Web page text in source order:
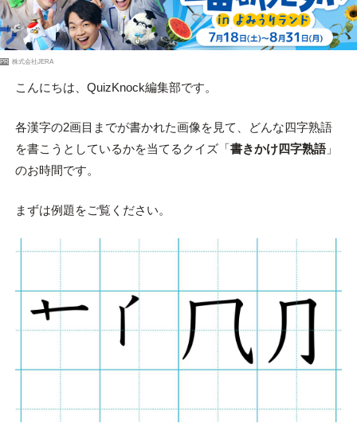
PR 株式会社JERA
こんにちは、QuizKnock編集部です。
各漢字の2画目までが書かれた画像を見て、どんな四字熟語
を書こうとしているかを当てるクイズ「書きかけ四字熟語」
のお時間です。
まずは例題をご覧ください。